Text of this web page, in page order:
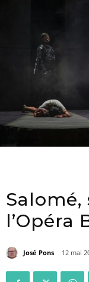
l’Opéra
José Pons 12 mai